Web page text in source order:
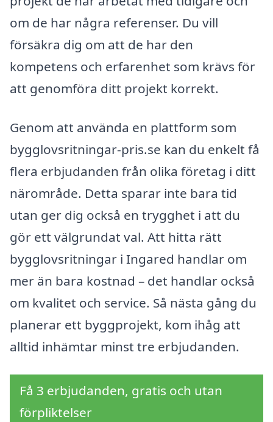
om de har några referenser. Du vill
försäkra dig om att de har den
kompetens och erfarenhet som krävs för
att genomföra ditt projekt korrekt.
Genom att använda en plattform som
bygglovsritningar-pris.se kan du enkelt få
flera erbjudanden från olika företag i ditt
närområde. Detta sparar inte bara tid
utan ger dig också en trygghet i att du
gör ett välgrundat val. Att hitta rätt
bygglovsritningar i Ingared handlar om
mer än bara kostnad – det handlar också
om kvalitet och service. Så nästa gång du
planerar ett byggprojekt, kom ihåg att
alltid inhämtar minst tre erbjudanden.
Få 3 erbjudanden, gratis och utan
förpliktelser